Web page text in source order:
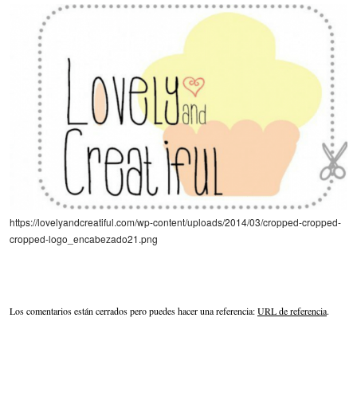
https://lovelyandcreatiful.com/wp-content/uploads/2014/03/cropped-cropped-
cropped-logo_encabezado21.png
Los comentarios están cerrados pero puedes hacer una referencia:URL de referencia.